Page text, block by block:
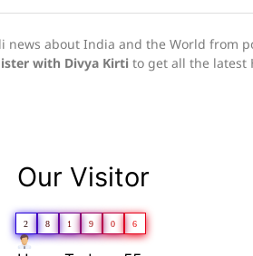
news about India and the World from
with Divya Kirti to get all the latest
Our Visitor
2 8 1 9 0 6